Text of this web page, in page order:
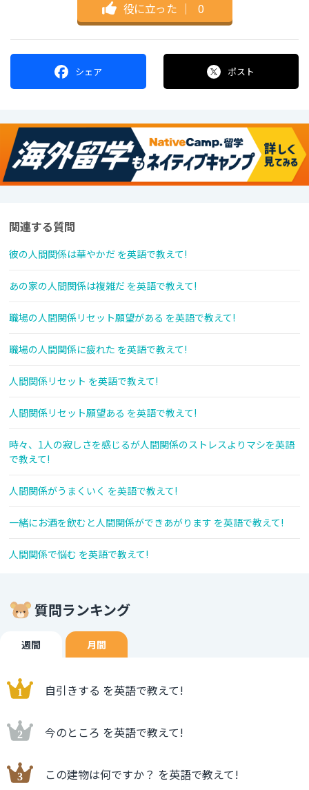
役に立った ｜ 0
シェア ポスト
関連する質問
彼の人間関係は華やかだ を英語で教えて!
あの家の人間関係は複雑だ を英語で教えて!
職場の人間関係リセット願望がある を英語で教えて!
職場の人間関係に疲れた を英語で教えて!
人間関係リセット を英語で教えて!
人間関係リセット願望ある を英語で教えて!
時々、1人の寂しさを感じるが人間関係のストレスよりマシを英語
で教えて!
人間関係がうまくいく を英語で教えて!
一緒にお酒を飲むと人間関係ができあがります を英語で教えて!
人間関係で悩む を英語で教えて!
質問ランキング
週間 月間
自引きする を英語で教えて!
今のところ を英語で教えて!
この建物は何ですか？ を英語で教えて!